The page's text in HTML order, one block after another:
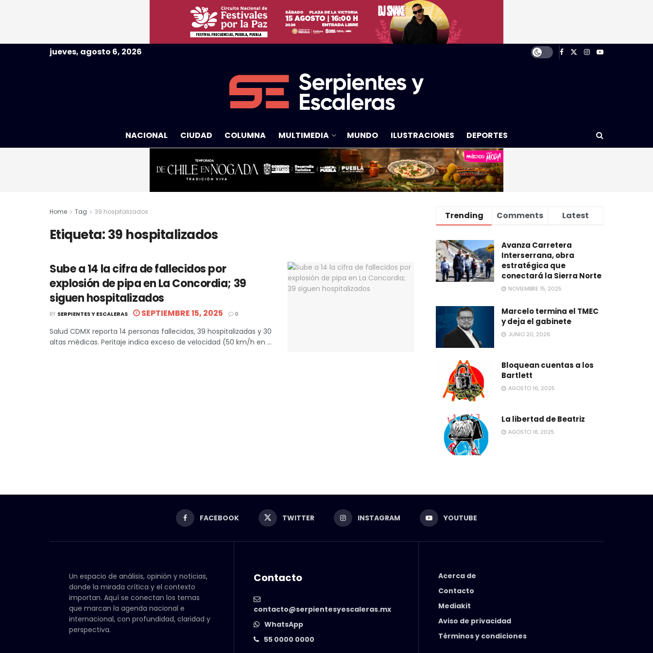
jueves, agosto 6, 2026
NACIONAL CIUDAD COLUMNA MULTIMEDIA MUNDO ILUSTRACIONES DEPORTES
Home Tag 39 hospitalizados
Etiqueta:39 hospitalizados
Sube a 14 la cifra de fallecidos por
explosión de pipa en La Concordia; 39
siguen hospitalizados
BY SERPIENTES Y ESCALERAS SEPTIEMBRE 15, 2025 0
Salud CDMX reporta 14 personas fallecidas, 39 hospitalizadas y 30
altas médicas. Peritaje indica exceso de velocidad (50 km/h en ...
Trending Comments Latest
Avanza Carretera
Interserrana, obra
estratégica que
conectará la Sierra Norte
NOVIEMBRE 15, 2025
Marcelo termina el TMEC
y deja el gabinete
JUNIO 20, 2026
Bloquean cuentas a los
Bartlett
AGOSTO 16, 2025
La libertad de Beatriz
AGOSTO 18, 2025
FACEBOOK TWITTER INSTAGRAM YOUTUBE
Un espacio de análisis, opinión y noticias,
donde la mirada crítica y el contexto
importan. Aquí se conectan los temas
que marcan la agenda nacional e
internacional, con profundidad, claridad y
perspectiva.
Contacto
contacto@serpientesyescaleras.mx
WhatsApp
55 0000 0000
Acerca de
Contacto
Mediakit
Aviso de privacidad
Términos y condiciones